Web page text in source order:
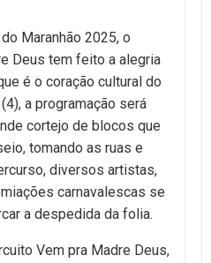
Maranhão 2025, o
Deus tem feito a alegria
é o coração cultural do
a programação será
cortejo de blocos que
tomando as ruas e
diversos artistas,
carnavalescas se
a despedida da folia.
Vem pra Madre Deus,